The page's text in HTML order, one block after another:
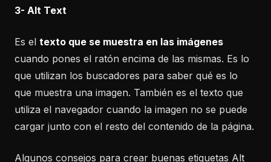
3- Alt Text
Es el texto que se muestra en las imágenes
cuando pones el ratón encima de las mismas. Es lo
que utilizan los buscadores para saber qué es lo
que muestra una imagen. También es el texto que
utiliza el navegador cuando la imagen no se puede
cargar junto con el resto del contenido de la página.
Algunos consejos para crear buenas etiquetas Alt